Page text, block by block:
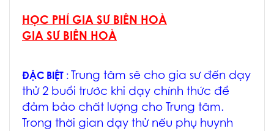
HỌC PHÍ GIA SƯ BIÊN HOÀ
GIA SƯ BIÊN HOÀ
ĐẶC BIỆT : Trung tâm sẽ cho gia sư đến dạy
thử 2 buổi trước khi dạy chính thức để
đảm bảo chất lượng cho Trung tâm.
Trong thời gian dạy thử nếu phụ huynh